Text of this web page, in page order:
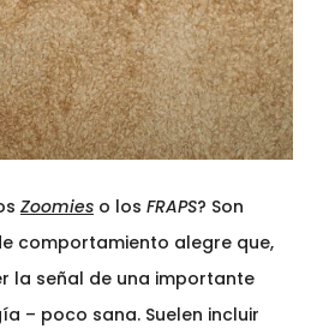
Zoomies o los FRAPS? Son
comportamiento alegre que,
la señal de una importante
– poco sana. Suelen incluir